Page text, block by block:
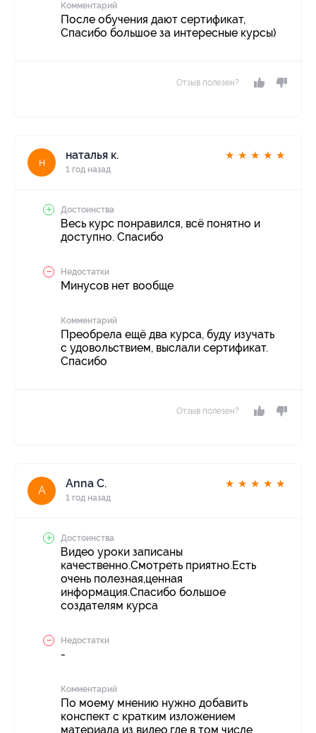
Комментарий
После обучения дают сертификат,
Спасибо большое за интересные курсы)
Отзыв полезен?
н
наталья к.
1 год назад
★ ★ ★ ★ ★
Достоинства
Весь курс понравился, всё понятно и
доступно. Спасибо
Недостатки
Минусов нет вообще
Комментарий
Преобрела ещё два курса, буду изучать
с удовольствием, выслали сертификат.
Спасибо
Отзыв полезен?
A
Anna С.
1 год назад
★ ★ ★ ★ ★
Достоинства
Видео уроки записаны
качественно.Смотреть приятно.Есть
очень полезная,ценная
информация.Спасибо большое
создателям курса
Недостатки
-
Комментарий
По моему мнению нужно добавить
конспект с кратким изложением
материала из видео,где в том числе